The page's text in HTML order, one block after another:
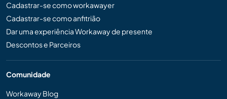
Cadastrar-se como workawayer
Cadastrar-se como anfitrião
Dar uma experiência Workaway de presente
Descontos e Parceiros
Comunidade
Workaway Blog